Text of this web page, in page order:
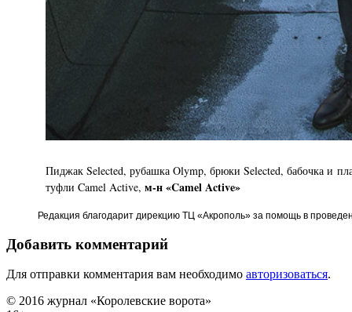
Пиджак Selected, рубашка Olymp, брюки Selected, бабочка и
туфли Camel Active, м-н «Camel Active»
Редакция благодарит дирекцию ТЦ «Акрополь» за помощь в
Добавить комментарий
Для отправки комментария вам необходимо авторизоваться.
© 2016 журнал «Королевские ворота»